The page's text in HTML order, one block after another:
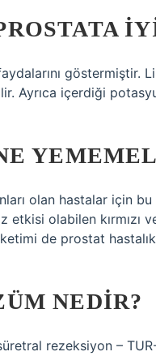
göstermiştir.
Ayrıca içerdiği
olan hastalar için
etkisi olabilen kırmızı
de prostat
NEDIR?
rezeksiyon –